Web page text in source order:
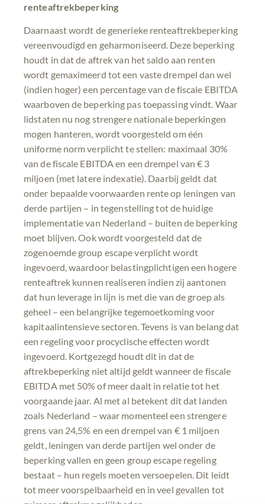
renteaftrekbeperking
Daarnaast wordt de generieke renteaftrekbeperking
vereenvoudigd en geharmoniseerd. Deze beperking
houdt in dat de aftrek van het saldo aan renten
wordt gemaximeerd tot een vaste drempel dan wel
(indien hoger) een percentage van de fiscale EBITDA
waarboven de beperking pas toepassing vindt. Waar
lidstaten nu nog strengere nationale beperkingen
mogen hanteren, wordt voorgesteld om één
uniforme norm verplicht te stellen: maximaal 30%
van de fiscale EBITDA en een drempel van € 3
miljoen (met latere indexatie). Daarbij geldt dat
onder bepaalde voorwaarden rente op leningen van
derde partijen – in tegenstelling tot de huidige
implementatie van Nederland – buiten de beperking
moet blijven. Ook wordt voorgesteld dat de
zogenoemde group escape verplicht wordt
ingevoerd, waardoor belastingplichtigen een hogere
renteaftrek kunnen realiseren indien zij aantonen
dat hun leverage in lijn is met die van de groep als
geheel – een belangrijke tegemoetkoming voor
kapitaalintensieve sectoren. Tevens is van belang dat
een regeling voor procyclische effecten wordt
ingevoerd. Kortgezegd houdt dit in dat de
aftrekbeperking niet altijd geldt wanneer de fiscale
EBITDA met 50% of meer daalt in relatie tot het
voorgaande jaar. Al met al betekent dit dat landen
zoals Nederland – waar momenteel een strengere
grens van 24,5% en een drempel van € 1 miljoen
geldt, leningen van derde partijen wel onder de
beperking vallen en geen group escape regeling
bestaat – hun regels moeten versoepelen. Dit leidt
tot meer voorspelbaarheid en in veel gevallen tot